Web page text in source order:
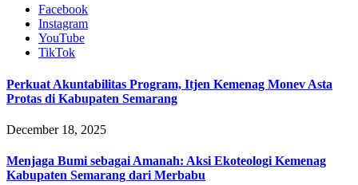
Facebook
Instagram
YouTube
TikTok
Perkuat Akuntabilitas Program, Itjen Kemenag Monev Asta
Protas di Kabupaten Semarang
December 18, 2025
Menjaga Bumi sebagai Amanah: Aksi Ekoteologi Kemenag
Kabupaten Semarang dari Merbabu